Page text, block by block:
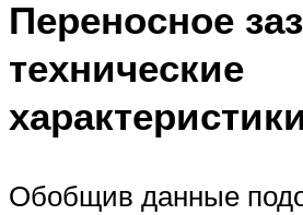
Переносное
технические
Обобщив данные